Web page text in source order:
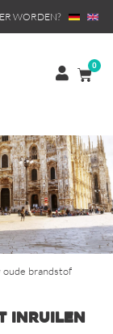
WORDEN?
0
oude brandstof
inruilen